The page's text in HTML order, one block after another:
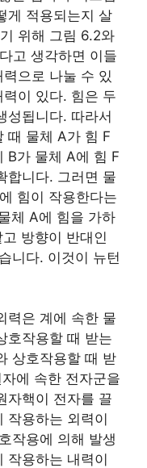
게 적용되는지 살
위해 그림 6.2와
고 생각하면 이들
으로 나눌 수 있
이 있다. 힘은 두
성됩니다. 따라서
때 물체 A가 힘 F
B가 물체 A에 힘 F
합니다. 그러면 물
힘이 작용한다는
체 A에 힘을 가하
방향이 반대인
니다. 이것이 뉴턴
력은 계에 속한 물
호작용할 때 받는
상호작용할 때 받
에 속한 전자군을
자핵이 전자를 끌
작용하는 외력이
작용에 의해 발생
작용하는 내력이